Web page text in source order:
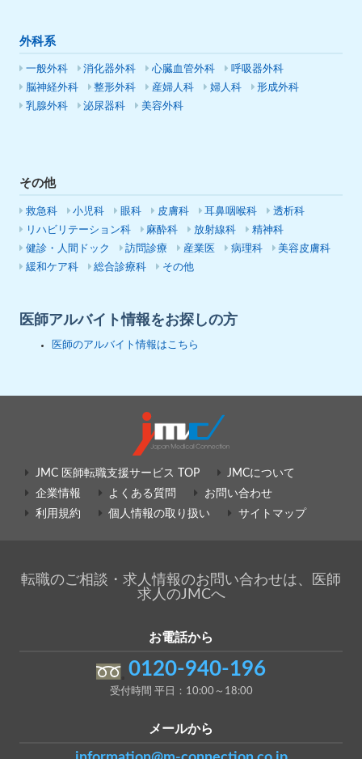
外科系
一般外科 消化器外科 心臓血管外科
呼吸器外科
脳神経外科
整形外科 産婦人科 婦人科
形成外科
乳腺外科
泌尿器科 美容外科
その他
救急科 小児科 眼科 皮膚科 耳鼻咽喉科
透析科
リハビリテーション科
麻酔科 放射線科
精神科
健診・人間ドック
訪問診療 産業医 病理科
美容皮膚科
緩和ケア科
総合診療科 その他
医師アルバイト情報をお探しの方
医師のアルバイト情報はこちら
JMC 医師転職支援サービス TOP
JMCについて
企業情報
よくある質問
お問い合わせ
利用規約
個人情報の取り扱い サイトマップ
転職のご相談・求人情報のお問い合わせは、医師
求人のJMCへ
お電話から
0120-940-196
受付時間 平日：10:00～18:00
メールから